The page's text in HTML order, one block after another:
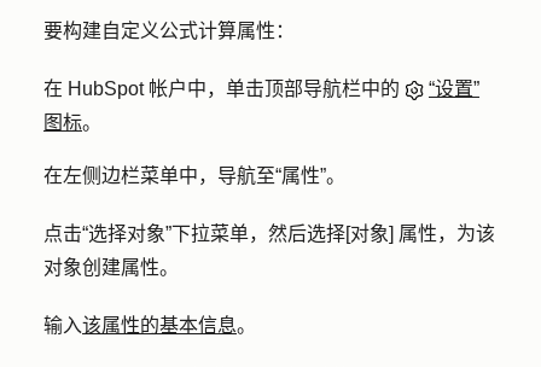
要构建自定义公式计算属性：
在 HubSpot 帐户中，单击顶部导航栏中的
“设置”
图标。
在左侧边栏菜单中，导航至“属性”。
点击“选择对象”下拉菜单，然后选择[对象] 属性， 为该
对象创建属性。
输入该属性的基本信息。